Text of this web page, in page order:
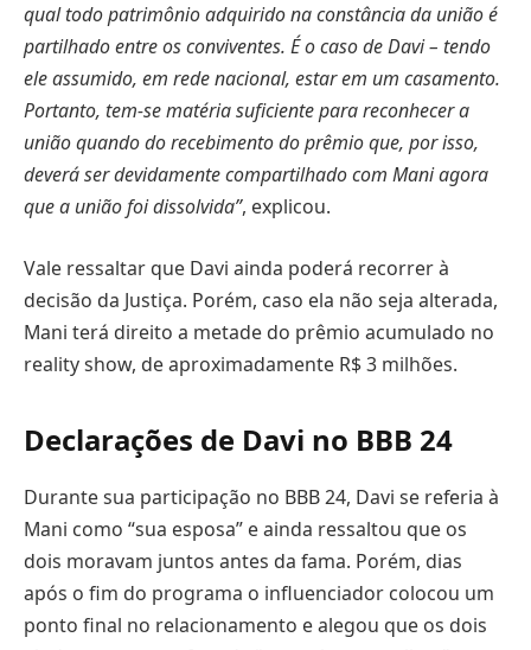
qual todo patrimônio adquirido na constância da união é
partilhado entre os conviventes. É o caso de Davi – tendo
ele assumido, em rede nacional, estar em um casamento.
Portanto, tem-se matéria suficiente para reconhecer a
união quando do recebimento do prêmio que, por isso,
deverá ser devidamente compartilhado com Mani agora
que a união foi dissolvida”, explicou.
Vale ressaltar que Davi ainda poderá recorrer à
decisão da Justiça. Porém, caso ela não seja alterada,
Mani terá direito a metade do prêmio acumulado no
reality show, de aproximadamente R$ 3 milhões.
Declarações de Davi no BBB 24
Durante sua participação no BBB 24, Davi se referia à
Mani como “sua esposa” e ainda ressaltou que os
dois moravam juntos antes da fama. Porém, dias
após o fim do programa o influenciador colocou um
ponto final no relacionamento e alegou que os dois